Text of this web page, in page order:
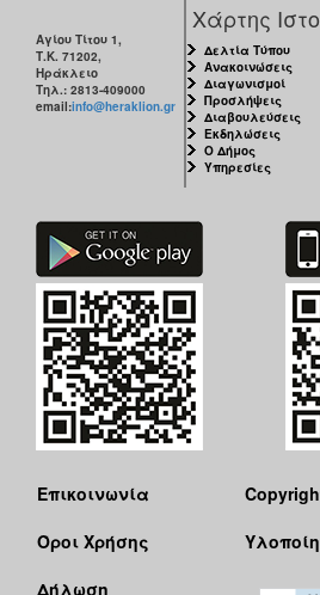
Αγίου Τίτου 1,
Τ.Κ. 71202,
Ηράκλειο
Τηλ.: 2813-409000
email:info@heraklion.gr
Χάρτης
Δελτία Τύπου
Ανακοινώσεις
Διαγωνισμοί
Προσλήψεις
Διαβουλεύσεις
Εκδηλώσεις
Ο Δήμος
Υπηρεσίες
Επικοινωνία
Όροι Χρήσης
Δήλωση